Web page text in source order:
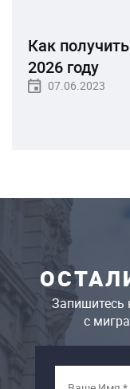
Как
2026 году
07.06.2023
Запишитесь
c